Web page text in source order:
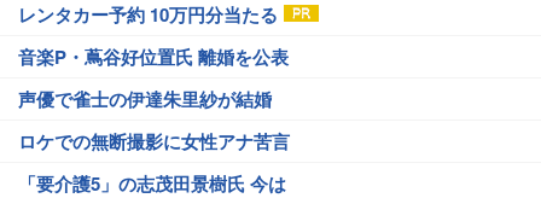
レンタカー予約 10万円分当たる
音楽P・蔦谷好位置氏 離婚を公表
声優で雀士の伊達朱里紗が結婚
ロケでの無断撮影に女性アナ苦言
「要介護5」の志茂田景樹氏 今は